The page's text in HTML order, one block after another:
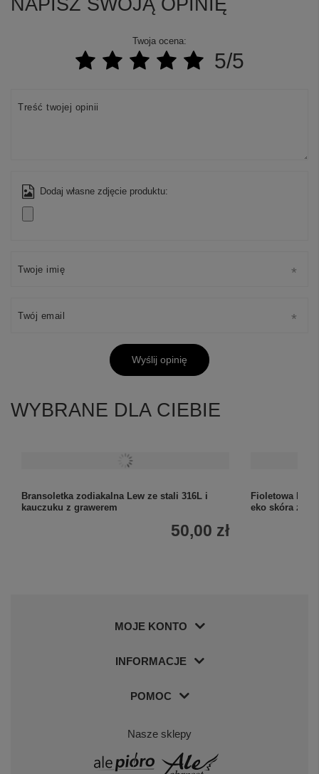
Twoja ocena:
5/5
Treść twojej opinii
Dodaj własne zdjęcie produktu:
Twoje imię
Twój email
Wyślij opinię
WYBRANE DLA CIEBIE
Bransoletka zodiakalna Lew ze stali 316L i
kauczuku z grawerem
50,00 zł
Fioletowa
eko skóra z
MOJE KONTO
INFORMACJE
POMOC
Nasze sklepy